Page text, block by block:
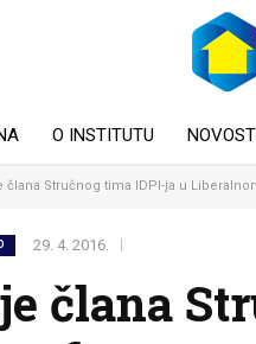
O INSTITUTU
člana Stručnog tima IDPI-ja u
29. 4. 2016.
člana